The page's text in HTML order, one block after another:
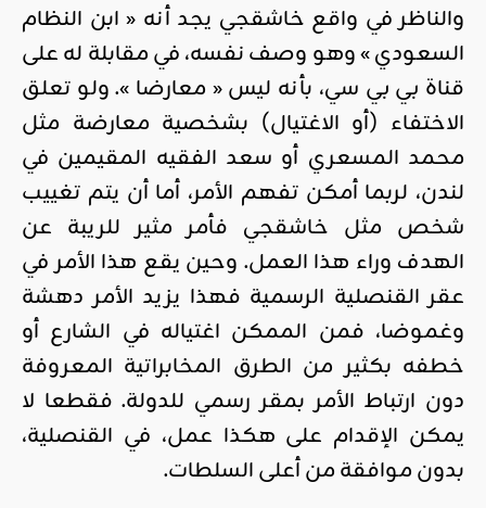
والناظر في واقع خاشقجي يجد أنه « ابن النظام
السعودي » وهو وصف نفسه، في مقابلة له على
قناة بي بي سي، بأنه ليس « معارضا ». ولو تعلق
الاختفاء (أو الاغتيال) بشخصية معارضة مثل
محمد المسعري أو سعد الفقيه المقيمين في
لندن، لربما أمكن تفهم الأمر، أما أن يتم تغييب
شخص مثل خاشقجي فأمر مثير للريبة عن
الهدف وراء هذا العمل. وحين يقع هذا الأمر في
عقر القنصلية الرسمية فهذا يزيد الأمر دهشة
وغموضا، فمن الممكن اغتياله في الشارع أو
خطفه بكثير من الطرق المخابراتية المعروفة
دون ارتباط الأمر بمقر رسمي للدولة. فقطعا لا
يمكن الإقدام على هكذا عمل، في القنصلية،
بدون موافقة من أعلى السلطات.